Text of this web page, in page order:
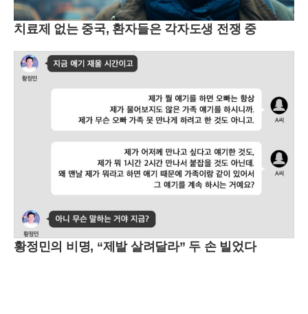
치료제 없는 중국, 환자들은 각자도생 전쟁 중
황정민의 비명, “제발 살려달라” 두 손 빌었다